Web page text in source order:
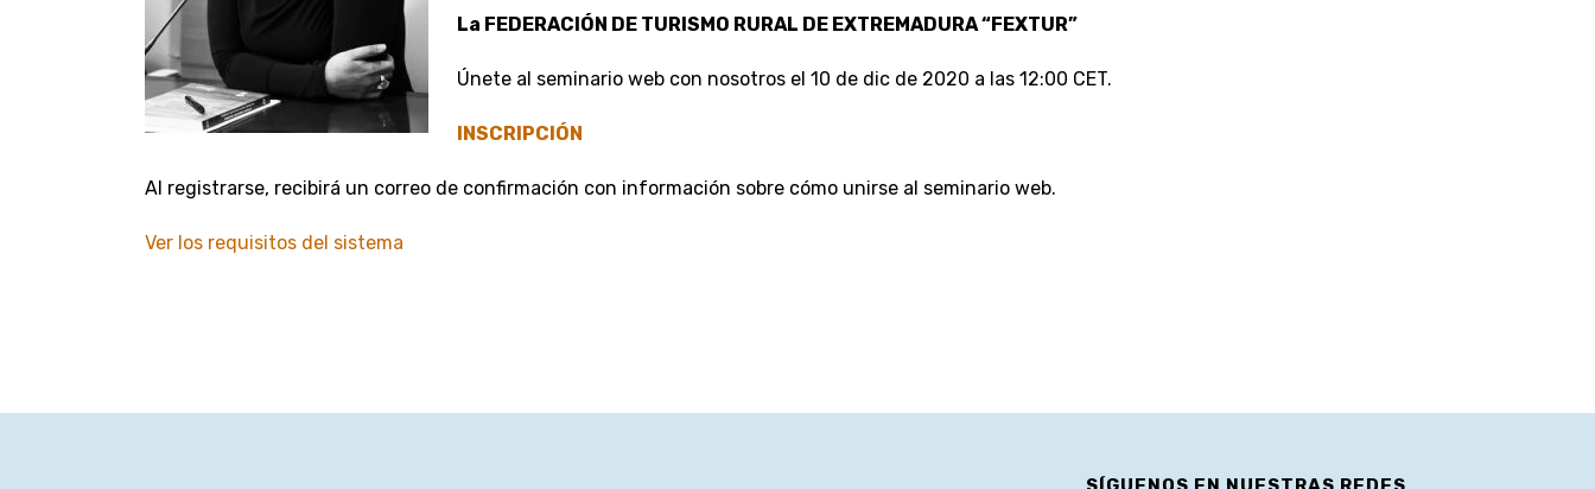
La FEDERACIÓN DE TURISMO RURAL DE EXTREMADURA “FEXTUR”
Únete al seminario web con nosotros el 10 de dic de 2020 a las 12:00 CET.
INSCRIPCIÓN
Al registrarse, recibirá un correo de confirmación con información sobre cómo unirse al seminario web.
Ver los requisitos del sistema